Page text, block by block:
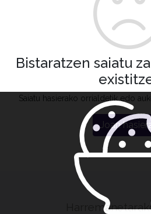
Bistaratzen saiatu
Saiatu hasierako orrialdetik edo
Joan